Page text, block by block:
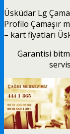
Üsküdar Lg
Profilo Çamaşır
– kart fiyatları
Garantisi